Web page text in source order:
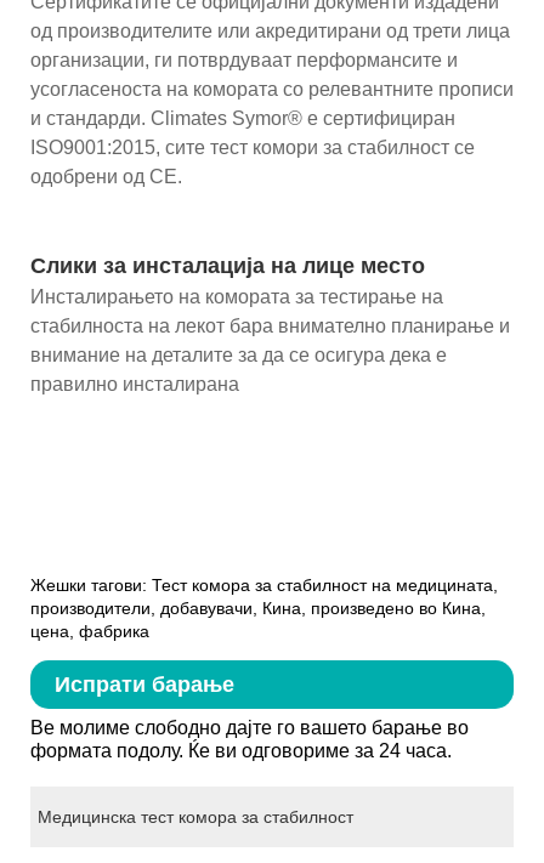
од производителите или акредитирани од трети лица
организации, ги потврдуваат перформансите и
усогласеноста на комората со релевантните прописи
и стандарди. Climates Symor® е сертифициран
ISO9001:2015, сите тест комори за стабилност се
одобрени од CE.
Слики за инсталација на лице место
Инсталирањето на комората за тестирање на
стабилноста на лекот бара внимателно планирање и
внимание на деталите за да се осигура дека е
правилно инсталирана
Жешки тагови: Тест комора за стабилност на медицината,
производители, добавувачи, Кина, произведено во Кина,
цена, фабрика
Испрати барање
Ве молиме слободно дајте го вашето барање во
формата подолу. Ќе ви одговориме за 24 часа.